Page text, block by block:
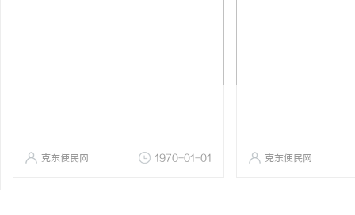
克东便民网 1970-01-01 克东便民网